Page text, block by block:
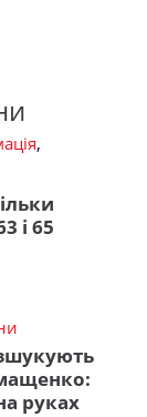
,
і 65
руках